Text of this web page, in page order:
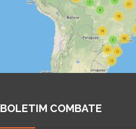
BOLETIM COMBATE